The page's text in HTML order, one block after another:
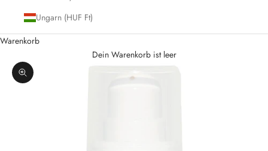
Ungarn (HUF Ft)
Warenkorb
Dein Warenkorb ist leer
Bild vergrößern